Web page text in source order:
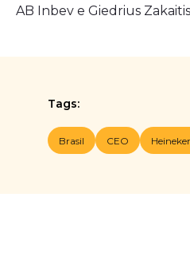
AB Inbev e Giedrius
Tags:
Brasil CEO